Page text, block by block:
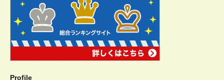
Profile